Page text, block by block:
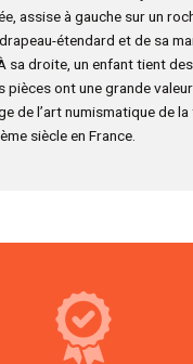
assise à gauche sur un
étendard et de sa
sa droite, un enfant tient
pièces ont une grande
de l’art numismatique de
siècle en France.